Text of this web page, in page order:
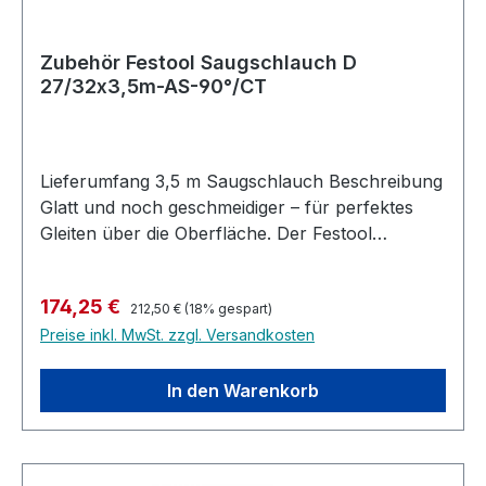
Zubehör Festool Saugschlauch D
27/32x3,5m-AS-90°/CT
Lieferumfang 3,5 m Saugschlauch Beschreibung
Glatt und noch geschmeidiger – für perfektes
Gleiten über die Oberfläche. Der Festool
längere Lebensdauer und höhere
Absaugleistung. Die CLEANTEC Anschlussmuffe
sorgt für einen sicheren Sitz am Werkzeug –
wann die Verbindung sich löst, entscheiden Sie
und nicht der Zufall. Robuste, glatte Außenhaut
Innenliegender, äußerst elastischer
Verkaufspreis:
174,25 € Regulärer Preis:
212,50 € (18% gespart)
Preise inkl. MwSt. zzgl. Versandkosten
In den Warenkorb